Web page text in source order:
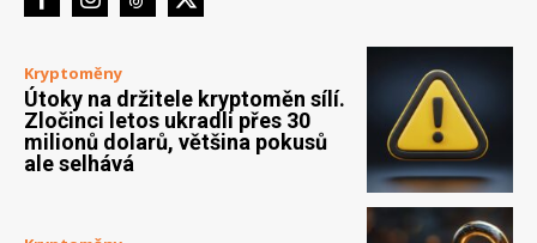
Kryptoměny
Útoky na držitele kryptoměn sílí.
Zločinci letos ukradli přes 30
milionů dolarů, většina pokusů
ale selhává